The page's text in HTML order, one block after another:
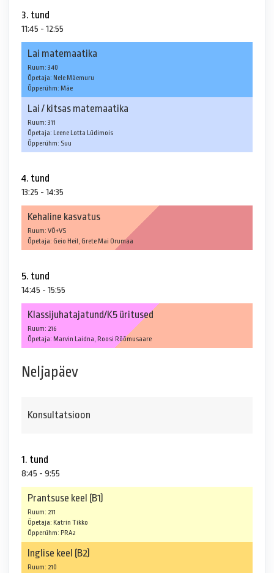
3. tund
11:45 - 12:55
Lai matemaatika
Ruum: 340
Õpetaja: Nele Mäemuru
Õpperühm: Mäe
Lai / kitsas matemaatika
Ruum: 311
Õpetaja: Leene Lotta Lüdimois
Õpperühm: Suu
4. tund
13:25 - 14:35
Kehaline kasvatus
Ruum: VÕ+VS
Õpetaja: Geio Heil, Grete Mai Orumaa
5. tund
14:45 - 15:55
Klassijuhatajatund/K5 üritused
Ruum: 216
Õpetaja: Marvin Laidna, Roosi Rõõmusaare
Neljapäev
Konsultatsioon
1. tund
8:45 - 9:55
Prantsuse keel (B1)
Ruum: 211
Õpetaja: Katrin Tikko
Õpperühm: PRA2
Inglise keel (B2)
Ruum: 210